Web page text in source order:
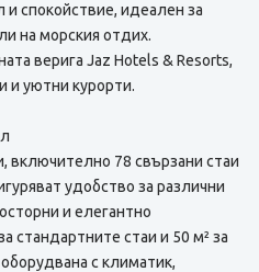
спокойствие, идеален за
на морския отдих.
верига Jaz Hotels & Resorts,
и уютни курорти.
включително 78 свързани стаи
удобство за различни
и елегантно
стандартните стаи и 50 м² за
с климатик,